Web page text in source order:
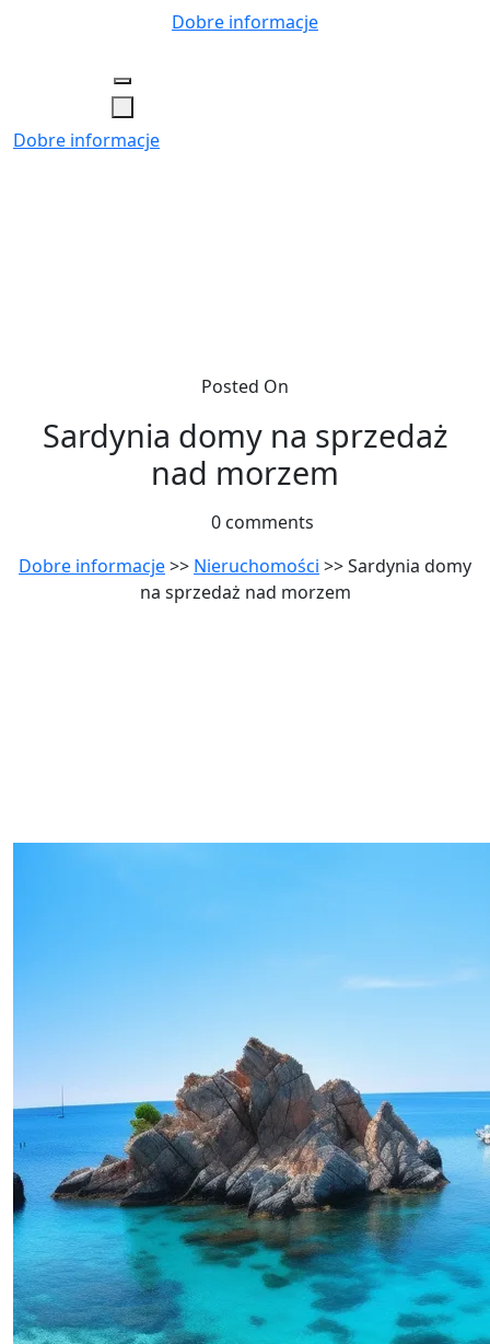
Dobre informacje
Dobre informacje
Posted On
Sardynia domy na sprzedaż
nad morzem
0 comments
Dobre informacje>> Nieruchomości >> Sardynia domy
na sprzedaż nad morzem